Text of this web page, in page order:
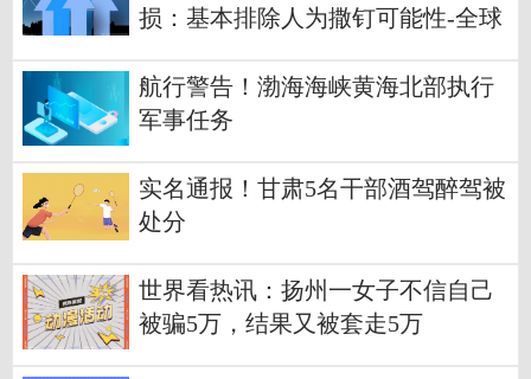
损：基本排除人为撒钉可能性-全球
航行警告！渤海海峡黄海北部执行
军事任务
实名通报！甘肃5名干部酒驾醉驾被
处分
世界看热讯：扬州一女子不信自己
被骗5万，结果又被套走5万